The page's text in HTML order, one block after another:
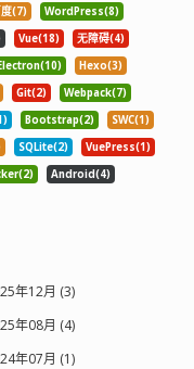
(7)
WordPress(8)
Vue(18)
无障碍(4)
Hexo(3)
Git(2)
Webpack(7)
Bootstrap(2)
SWC(1)
SQLite(2)
VuePress(1)
Android(4)
年12月 (3)
年08月 (4)
年07月 (1)